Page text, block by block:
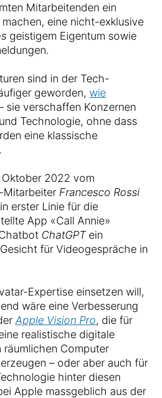
Mitarbeitenden ein
eine nicht-exklusive
geistigem Eigentum sowie
sind in der Tech-
geworden, wie
sie verschaffen Konzernen
Technologie, ohne dass
eine klassische
2022 vom
Mitarbeiter Francesco Rossi
erster Linie für die
App «Call Annie»
ChatGPTein
für Videogespräche in
Expertise einsetzen will,
wäre eine Verbesserung
Apple Vision Pro, die für
realistische digitale
Computer
– oder aber auch für
hinter diesen
Apple massgeblich aus der